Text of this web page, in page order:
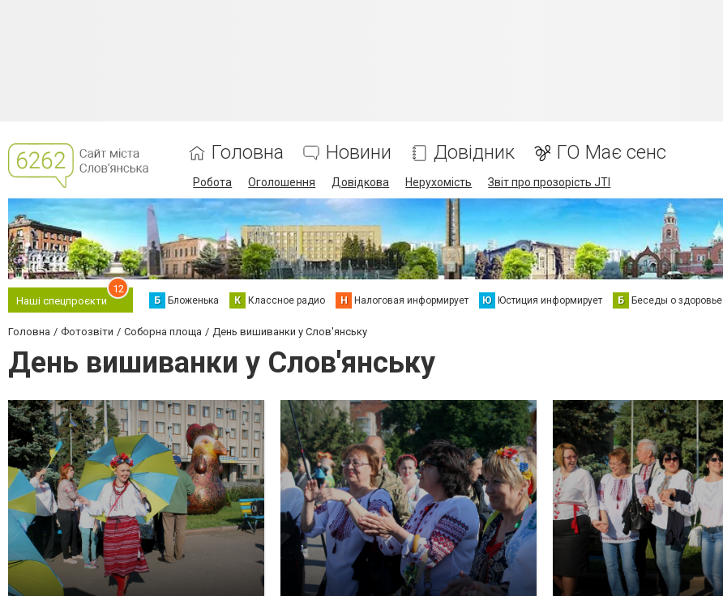
Головна Новини Довідник ГО Має сенс
Робота Оголошення Довідкова Нерухомість Звіт про прозорість JTI
Наші спецпроєкти
12
Б Бложенька К Классное радио Н Налоговая информирует Ю Юстиция информирует Б Беседы о здоровье
Головна Фотозвіти Соборна площа День вишиванки у Слов'янську
День вишиванки у Слов'янську